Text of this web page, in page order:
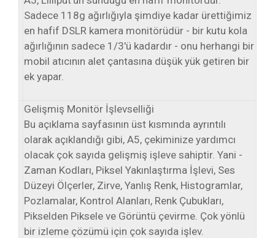
Sadece 118g ağırlığıyla şimdiye kadar ürettiğimiz
en hafif DSLR kamera monitörüdür - bir kutu kola
ağırlığının sadece 1/3'ü kadardır - onu herhangi bir
mobil atıcının alet çantasına düşük yük getiren bir
ek yapar.
Gelişmiş Monitör İşlevselliği
Bu açıklama sayfasının üst kısmında ayrıntılı
olarak açıklandığı gibi, A5, çekiminize yardımcı
olacak çok sayıda gelişmiş işleve sahiptir. Yani -
Zaman Kodları, Piksel Yakınlaştırma İşlevi, Ses
Düzeyi Ölçerler, Zirve, Yanlış Renk, Histogramlar,
Pozlamalar, Kontrol Alanları, Renk Çubukları,
Pikselden Piksele ve Görüntü çevirme. Çok yönlü
bir izleme çözümü için çok sayıda işlev.